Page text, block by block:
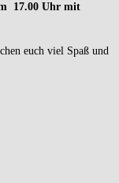
17.00 Uhr mit
euch viel Spaß und